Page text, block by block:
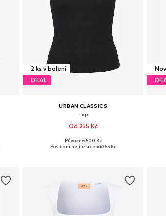
2 ks v balení
DEAL
URBAN CLASSICS
Top
Od 255 Kč
Dostupné v mnoha velikostech
Původně: 500 Kč
Poslední nejnižší cena:255 Kč